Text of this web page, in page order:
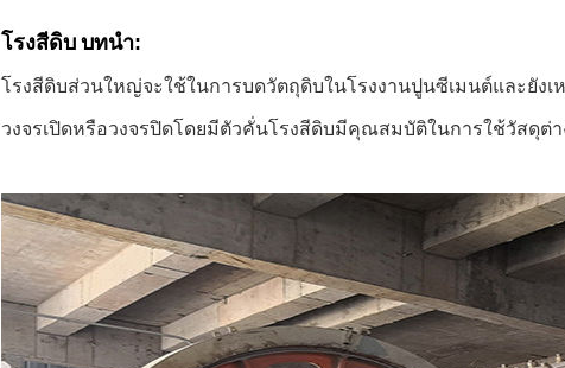
โรงสีดิบ บทนำ:
โรงสีดิบส่วนใหญ่จะใช้ในการบดวัตถุดิบในโรงงานปูนซีเมนต์และยัง
วงจรเปิดหรือวงจรปิดโดยมีตัวคั่นโรงสีดิบมีคุณสมบัติในการใช้วัสดุ